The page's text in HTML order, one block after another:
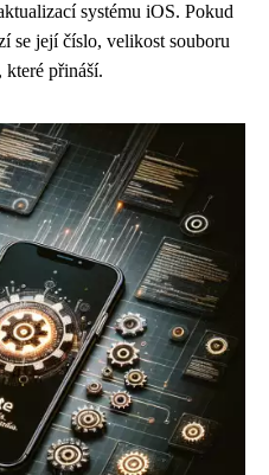
systému iOS. Pokud
se její číslo, velikost souboru
které přináší.